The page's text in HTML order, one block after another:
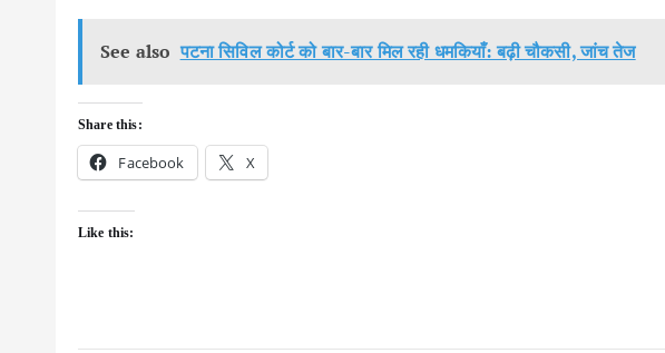
See also पटना सिविल कोर्ट को बार-बार मिल रही धमकियाँ: बढ़ी चौकसी, जांच तेज
Share this:
Facebook X
Like this: